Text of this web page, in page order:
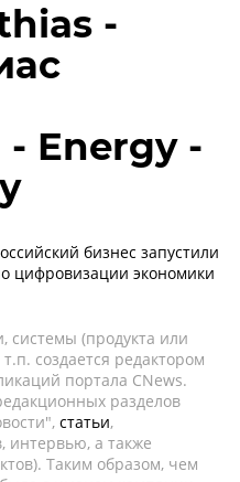
-
- Energy -
бизнес запустили
цифровизации экономики
(продукта или
создается редактором
портала CNews.
разделов
статьи,
интервью, а также
Таким образом, чем